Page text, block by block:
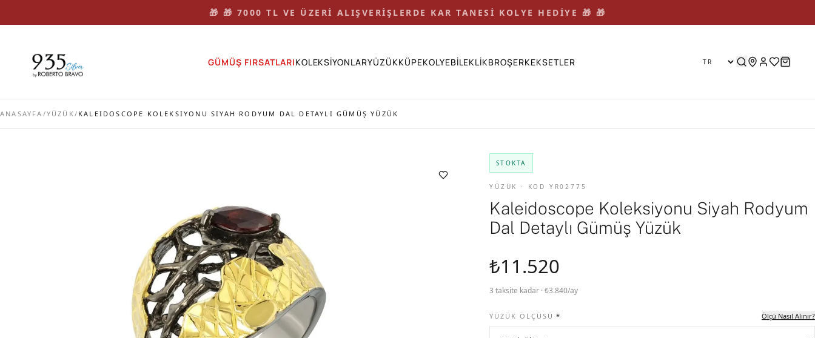
🎁 🎁 7000 TL VE ÜZERİ ALIŞVERİŞLERDE KAR TANESİ KOLYE HEDİYE 🎁 🎁
GÜMÜŞ FIRSATLARIKOLEKSİYONLARYÜZÜKKÜPEKOLYEBİLEKLİKBROŞERKEKSETLER
ANASAYFA /YÜZÜK/ KALEIDOSCOPE KOLEKSIYONU SIYAH RODYUM DAL DETAYLI GÜMÜŞ YÜZÜK
STOKTA
YÜZÜK · KOD YR02775
Kaleidoscope Koleksiyonu Siyah Rodyum
Dal Detaylı Gümüş Yüzük
₺11.520
3 taksite kadar · ₺3.840/ay
YÜZÜK ÖLÇÜSÜ * Ölçü Nasıl Alınır?